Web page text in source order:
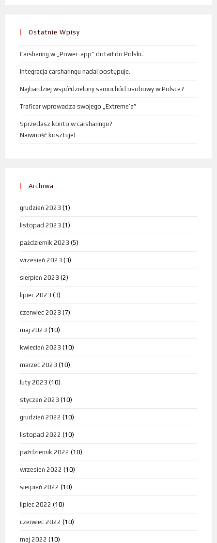
Ostatnie Wpisy
Carsharing w „Power-app” dotarł do Polski.
Integracja carsharingu nadal postępuje.
Najbardziej współdzielony samochód osobowy w Polsce?
Traficar wprowadza swojego „Extreme’a”
Sprzedasz konto w carsharingu?
Naiwność kosztuje!
Archiwa
grudzień 2023 (1)
listopad 2023 (1)
październik 2023 (5)
wrzesień 2023 (3)
sierpień 2023 (2)
lipiec 2023 (3)
czerwiec 2023 (7)
maj 2023 (10)
kwiecień 2023 (10)
marzec 2023 (10)
luty 2023 (10)
styczeń 2023 (10)
grudzień 2022 (10)
listopad 2022 (10)
październik 2022 (10)
wrzesień 2022 (10)
sierpień 2022 (10)
lipiec 2022 (10)
czerwiec 2022 (10)
maj 2022 (10)